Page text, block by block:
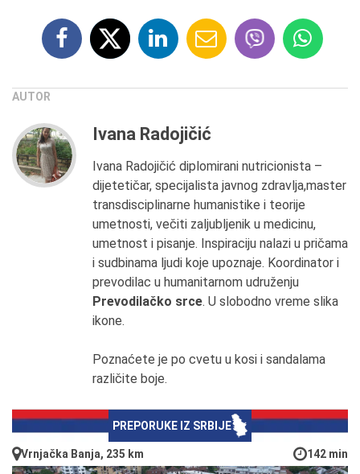
AUTOR
Ivana Radojičić
Ivana Radojičić diplomirani nutricionista –
dijetetičar, specijalista javnog zdravlja,master
transdisciplinarne humanistike i teorije
umetnosti, večiti zaljubljenik u medicinu,
umetnost i pisanje. Inspiraciju nalazi u pričama
i sudbinama ljudi koje upoznaje. Koordinator i
prevodilac u humanitarnom udruženju
Prevodilačko srce. U slobodno vreme slika
ikone.
Poznaćete je po cvetu u kosi i sandalama
različite boje.
PREPORUKE IZ SRBIJE
Vrnjačka Banja, 235 km 142 min